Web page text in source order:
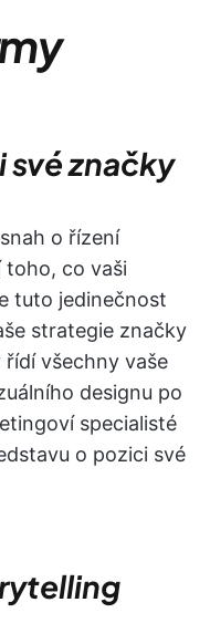
značky
o řízení
toho, co vaši
tuto jedinečnost
strategie značky
všechny vaše
designu po
specialisté
o pozici své